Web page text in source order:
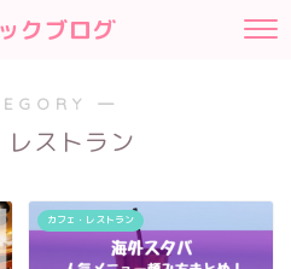
クブログ
―
レストラン
カフェ・レストラン